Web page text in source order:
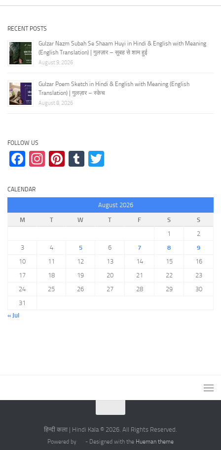
RECENT POSTS
Gulzar Nazm Subah Se Shaam Huyi in Hindi & English with Meaning
(English Translation) | गुलज़ार – सुबह से शाम हुई
August 9, 2026
Gulzar Poem Sketch in Hindi & English with Meaning (English
Translation) | गुलज़ार – स्केच
August 8, 2026
FOLLOW US
Facebook
Instagram
Pinterest
Tumblr
CALENDAR
August 2026
M
T W T F S
S
1
2
3
4 5 6 7 8
9
10
11 12 13 14 15
16
17
18 19 20 21 22
23
24
25 26 27 28 29
30
31
« Jul
हिन्दी कला | Hindi Kala © 2026. All Rights Reserved.
Powered by - Designed with the Hueman theme